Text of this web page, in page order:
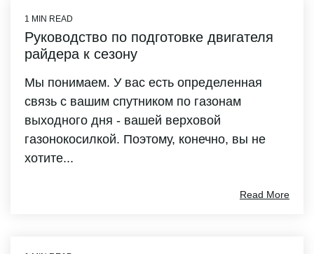
1 MIN READ
Руководство по подготовке двигателя
райдера к сезону
Мы понимаем. У вас есть определенная
связь с вашим спутником по газонам
выходного дня - вашей верховой
газонокосилкой. Поэтому, конечно, вы не
хотите...
Read More